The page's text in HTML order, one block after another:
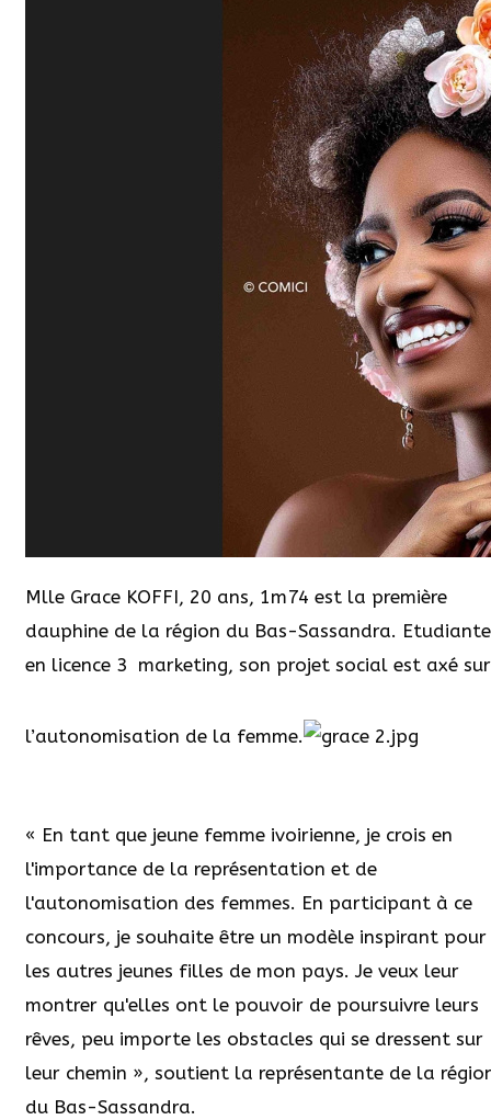
Mlle Grace KOFFI, 20 ans, 1m74 est la première
dauphine de la région du Bas-Sassandra. Etudiante
en licence 3 marketing, son projet social est axé sur
l’autonomisation de la femme.
« En tant que jeune femme ivoirienne, je crois en
l'importance de la représentation et de
l'autonomisation des femmes. En participant à ce
concours, je souhaite être un modèle inspirant pour
les autres jeunes filles de mon pays. Je veux leur
montrer qu'elles ont le pouvoir de poursuivre leurs
rêves, peu importe les obstacles qui se dressent sur
leur chemin », soutient la représentante de la
du Bas-Sassandra.